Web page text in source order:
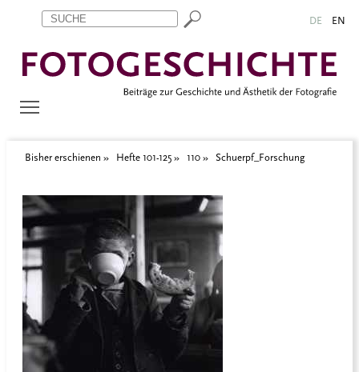
Zum Inhalt springen
Aktuelle Seite: Schuerpf_Forschung DE EN
Bisher erschienen Hefte 101-125 110 Schuerpf_Forschung